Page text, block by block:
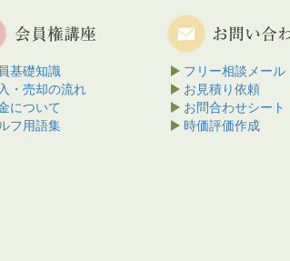
基礎知識
・売却の流れ
について
フ用語集
フリー相談メール
お見積り依頼
お問合わせシート
時価評価作成